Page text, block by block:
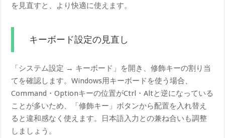
を見直すと、より快適に使えます。
キーボード設定の見直し
「システム設定 → キーボード」を開き、修飾キーの割り当
てを確認します。Windows用キーボードを使う場合、
Command・Optionキーの位置がCtrl・Altと逆になっている
ことが多いため、「修飾キー」ボタンから配置を入れ替え
ると違和感なく使えます。日本語入力との兼ね合いも調整
しましょう。